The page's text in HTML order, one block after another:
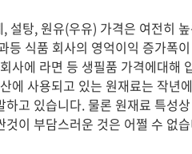
설탕, 원유(우유) 가격은 여전히
등 식품 회사의 영억이익 증가폭
사에 라면 등 생필품 가격에대해
에 사용되고 있는 원재료는 작년
고 있습니다. 물론 원재료 특성
이 부담스러운 것은 어쩔 수 없